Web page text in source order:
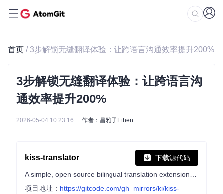
首页 / 3步解锁无缝翻译体验：让跨语言沟通效率提升200%
3步解锁无缝翻译体验：让跨语言沟
通效率提升200%
2026-05-04 10:23:16 作者：昌雅子Ethen
kiss-translator 下载源代码
项目地址： https://gitcode.com/gh_mirrors/ki/kiss-